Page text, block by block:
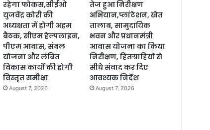
रहेगा फोकस,सीईओ
युजवेंद्र कोरी की
अध्यक्षता में होगी अहम
बैठक, सीएम हेल्पलाइन,
पीएम आवास, संबल
योजना और लंबित
विकास कार्यों की होगी
विस्तृत समीक्षा
August 7, 2026
तेज हुआ निरीक्षण
अभियान,प्लांटेशन, खेत
तालाब, सामुदायिक
भवन और प्रधानमंत्री
आवास योजना का किया
निरीक्षण, हितग्राहियों से
सीधे संवाद कर दिए
आवश्यक निर्देश
August 7, 2026